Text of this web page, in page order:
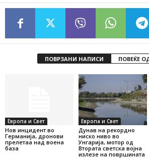
ПОВРЗАНИ НАПИСИ ПОВЕЌЕ
Европа и Свет
Нов инцидент во
Германија, дронови
прелетаа над воена
база
Европа и Свет
Дунав на рекордно
ниско ниво во
Унгарија, мотор од
Втората светска војна
излезе на површината